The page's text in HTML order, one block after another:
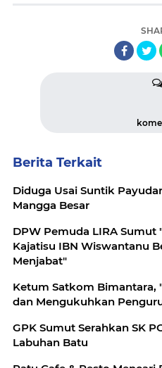
Berita Terkait
Diduga Usai Suntik
Mangga Besar
DPW Pemuda LIRA Sumut
Kajatisu IBN Wiswantanu
Menjabat"
Ketum Satkom Bimantara,
dan Mengukuhkan
GPK Sumut Serahkan SK
Labuhan Batu